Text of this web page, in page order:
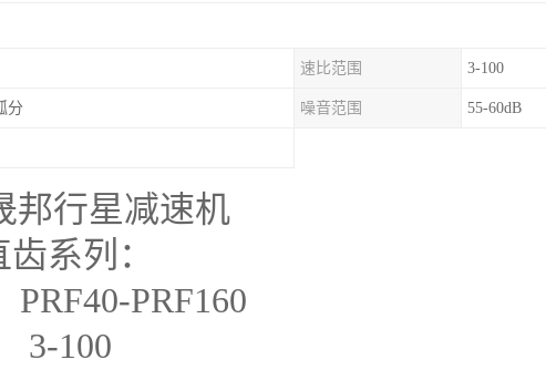
速比范围 3-100
分 噪音范围 55-60dB
邦行星减速机
系列：
PRF40-PRF160
3-100